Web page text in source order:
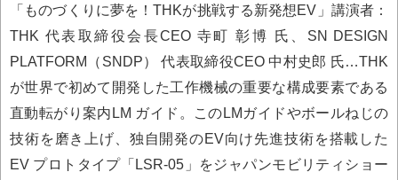
「ものづくりに夢を！THKが挑戦する新発想EV」講演者：
THK 代表取締役会長CEO 寺町 彰博 氏、SN DESIGN
PLATFORM（SNDP） 代表取締役CEO 中村史郎 氏…THK
が世界で初めて開発した工作機械の重要な構成要素である
直動転がり案内LM ガイド。このLMガイドやボールねじの
技術を磨き上げ、独自開発のEV向け先進技術を搭載した
EV プロトタイプ「LSR-05」をジャパンモビリティショー